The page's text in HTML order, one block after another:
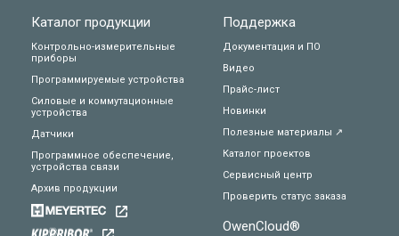
Каталог продукции
Контрольно-измерительные
приборы
Программируемые устройства
Силовые и коммутационные
устройства
Датчики
Программное обеспечение,
устройства связи
Архив продукции
Поддержка
Документация и ПО
Видео
Прайс-лист
Новинки
Полезные материалы ↗
Каталог проектов
Сервисный центр
Проверить статус заказа
OwenCloud®